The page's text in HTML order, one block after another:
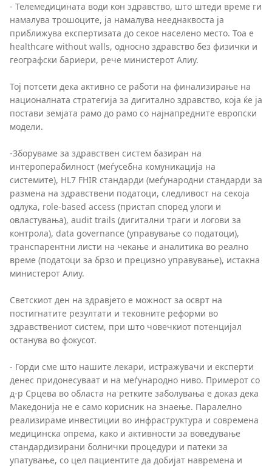
- Телемедицината води кон здравство, што штеди време ги
намалува трошоците, ја намалува нееднаквоста ја
приближува експертизата до секое населено место. Тоа е
healthcare without walls, односно здравство без физички и
географски бариери, рече министерот Алиу.
Тој потсети дека активно се работи на финализирање на
националната стратегија за дигитално здравство, која ќе ја
постави земјата рамо до рамо со најнапредните европски
модели.
-Зборуваме за здравствен систем базиран на
интероперабилност (меѓусебна комуникација на
системите), HL7 FHIR стандарди (меѓународни стандарди за
размена на здравствени податоци, следливост на секоја
одлука, role-based access (пристап според улоги и
овластувања), audit trails (дигитални траги и логови за
контрола), data governance (управување со податоци),
транспарентни листи на чекање и аналитика во реално
време (податоци за брзо и прецизно управување), истакна
министерот Алиу.
Светскиот ден на здравјето е можност за осврт на
постигнатите резултати и тековните реформи во
здравствениот систем, при што човечкиот потенцијал
останува во фокусот.
- Горди сме што нашите лекари, истражувачи и експерти
денес придонесуваат и на меѓународно ниво. Примерот со
д-р Срцева во областа на ретките заболувања е доказ дека
Македонија не е само корисник на знаење. Паралелно
реализираме инвестиции во инфраструктура и современа
медицинска опрема, како и активности за воведување
стандардизирани болнички процедури и патеки за
упатување, со цел пациентите да добијат навремена и